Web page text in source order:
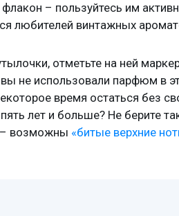
– пользуйтесь им
любителей винтажных
отметьте на ней
вы не использовали парфюм в
время остаться без
лет и больше? Не берите
– возможны «битые верхние